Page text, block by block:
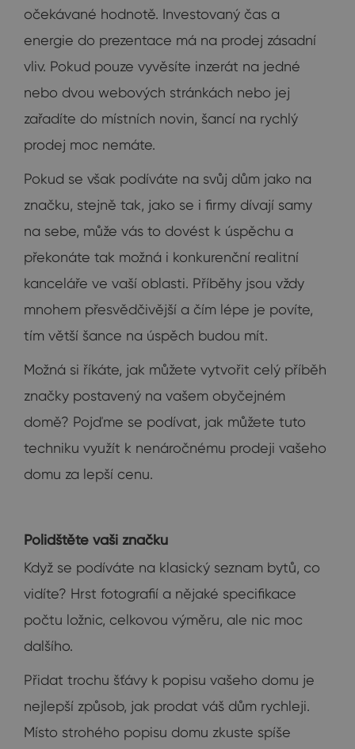
očekávané hodnotě. Investovaný čas a
energie do prezentace má na prodej zásadní
vliv. Pokud pouze vyvěsíte inzerát na jedné
nebo dvou webových stránkách nebo jej
zařadíte do místních novin, šancí na rychlý
prodej moc nemáte.
Pokud se však podíváte na svůj dům jako na
značku, stejně tak, jako se i firmy dívají samy
na sebe, může vás to dovést k úspěchu a
překonáte tak možná i konkurenční realitní
kanceláře ve vaší oblasti. Příběhy jsou vždy
mnohem přesvědčivější a čím lépe je povíte,
tím větší šance na úspěch budou mít.
Možná si říkáte, jak můžete vytvořit celý příběh
značky postavený na vašem obyčejném
domě? Pojďme se podívat, jak můžete tuto
techniku využít k nenáročnému prodeji vašeho
domu za lepší cenu.
Polidštěte vaši značku
Když se podíváte na klasický seznam bytů, co
vidíte? Hrst fotografií a nějaké specifikace
počtu ložnic, celkovou výměru, ale nic moc
dalšího.
Přidat trochu šťávy k popisu vašeho domu je
nejlepší způsob, jak prodat váš dům rychleji.
Místo strohého popisu domu zkuste spíše